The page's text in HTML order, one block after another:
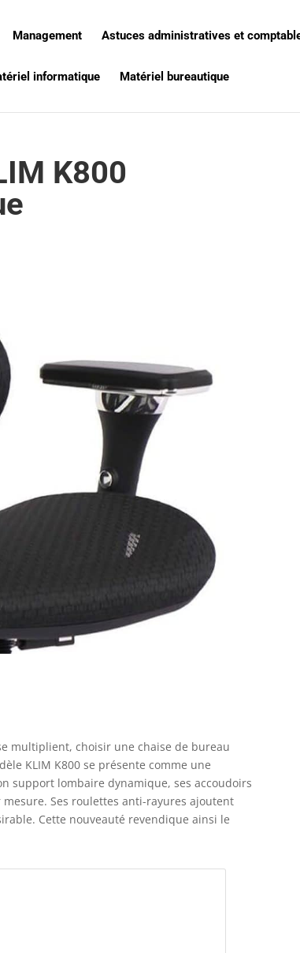
Management Astuces administratives et
informatique Matériel bureautique
K800
multiplient, choisir une chaise de bureau
KLIM K800 se présente comme une
support lombaire dynamique, ses accoudoirs
Ses roulettes anti-rayures ajoutent
Cette nouveauté revendique ainsi le